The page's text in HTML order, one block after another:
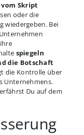
Skript
oder die
wiedergeben. Bei
spiegeln
die Botschaft
die Kontrolle über
Unternehmens.
erfährst Du auf dem